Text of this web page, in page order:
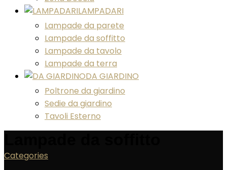
LAMPADARI
Lampade da parete
Lampade da soffitto
Lampade da tavolo
Lampade da terra
DA GIARDINO
Poltrone da giardino
Sedie da giardino
Tavoli Esterno
Categories